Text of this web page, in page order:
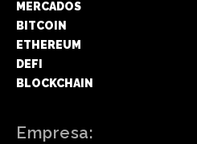
MERCADOS
BITCOIN
ETHEREUM
DEFI
BLOCKCHAIN
Empresa: